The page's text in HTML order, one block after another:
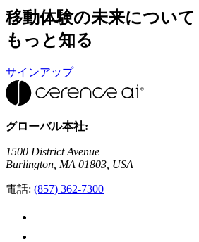
移動体験の未来について
もっと知る
サインアップ
グローバル本社:
1500 District Avenue
Burlington, MA 01803, USA
電話: (857) 362-7300